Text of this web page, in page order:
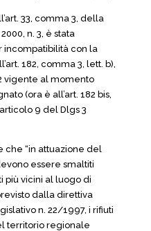
33, comma 3, della
n. 3, è stata
con la
182, comma 3, lett. b),
vigente al momento
(ora è all’art. 182 bis,
9 del Dlgs 3
che “in attuazione del
essere smaltiti
più vicini al luogo di
dalla direttiva
n. 22/1997, i rifiuti
territorio regionale